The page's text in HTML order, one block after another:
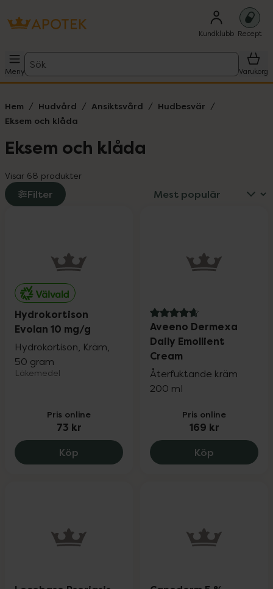
Kundklubb Recept
Meny
Sök
Varukorg
Hem Hudvård Ansiktsvård
Hudbesvär
Eksem och klåda
Eksem och klåda
Visar 68 produkter
Filter
Hydrokortison
Evolan 10 mg/g
Hydrokortison, Kräm,
50 gram
Läkemedel
Pris online
73 kr
Köp Hydrokortison Evolan 10 mg/g, 73 kr.
4.8 av 5 i omdöme
Aveeno Dermexa
Daily Emollient
Cream
Återfuktande kräm
200 ml
Pris online
169 kr
Köp Aveeno